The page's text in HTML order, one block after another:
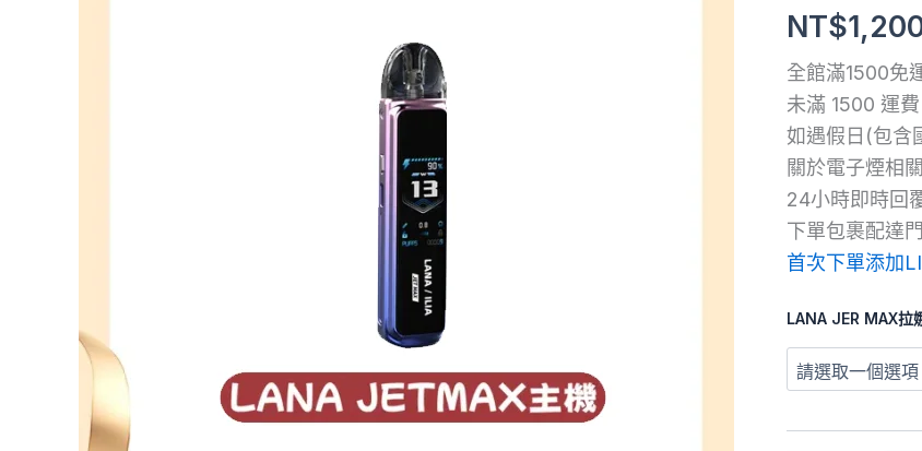
NT$
全館滿1500免
未滿 1500 運
如遇假日(包含
關於電子煙相
24小時即時回
下單包裹配達
首次下單添加
LANA JER MAX拉
煙
注
主
機
色
可
數
量